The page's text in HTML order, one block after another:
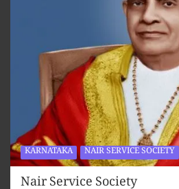
KARNATAKA NAIR SERVICE SOCIETY
Nair Service Society